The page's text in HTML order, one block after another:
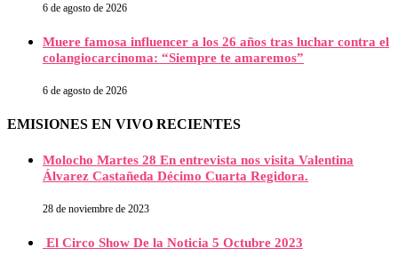
6 de agosto de 2026
Muere famosa influencer a los 26 años tras luchar contra el
colangiocarcinoma: “Siempre te amaremos”
6 de agosto de 2026
EMISIONES EN VIVO RECIENTES
Molocho Martes 28 En entrevista nos visita Valentina
Álvarez Castañeda Décimo Cuarta Regidora.
28 de noviembre de 2023
El Circo Show De la Noticia 5 Octubre 2023